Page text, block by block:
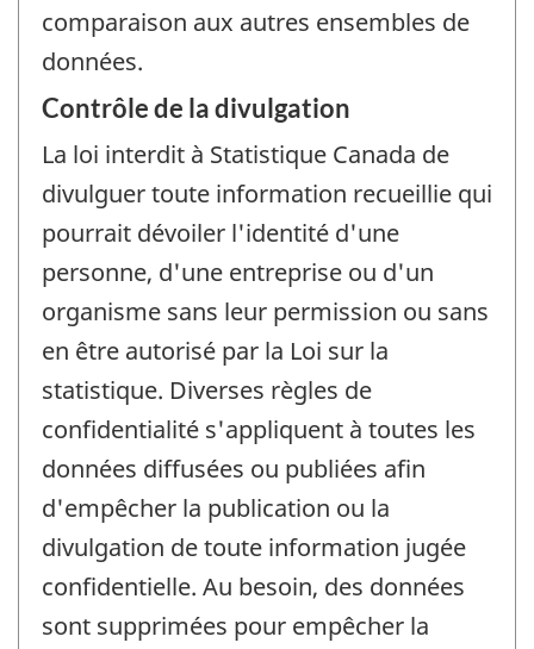
comparaison aux autres ensembles de
données.
Contrôle de la divulgation
La loi interdit à Statistique Canada de
divulguer toute information recueillie qui
pourrait dévoiler l'identité d'une
personne, d'une entreprise ou d'un
organisme sans leur permission ou sans
en être autorisé par la Loi sur la
statistique. Diverses règles de
confidentialité s'appliquent à toutes les
données diffusées ou publiées afin
d'empêcher la publication ou la
divulgation de toute information jugée
confidentielle. Au besoin, des données
sont supprimées pour empêcher la